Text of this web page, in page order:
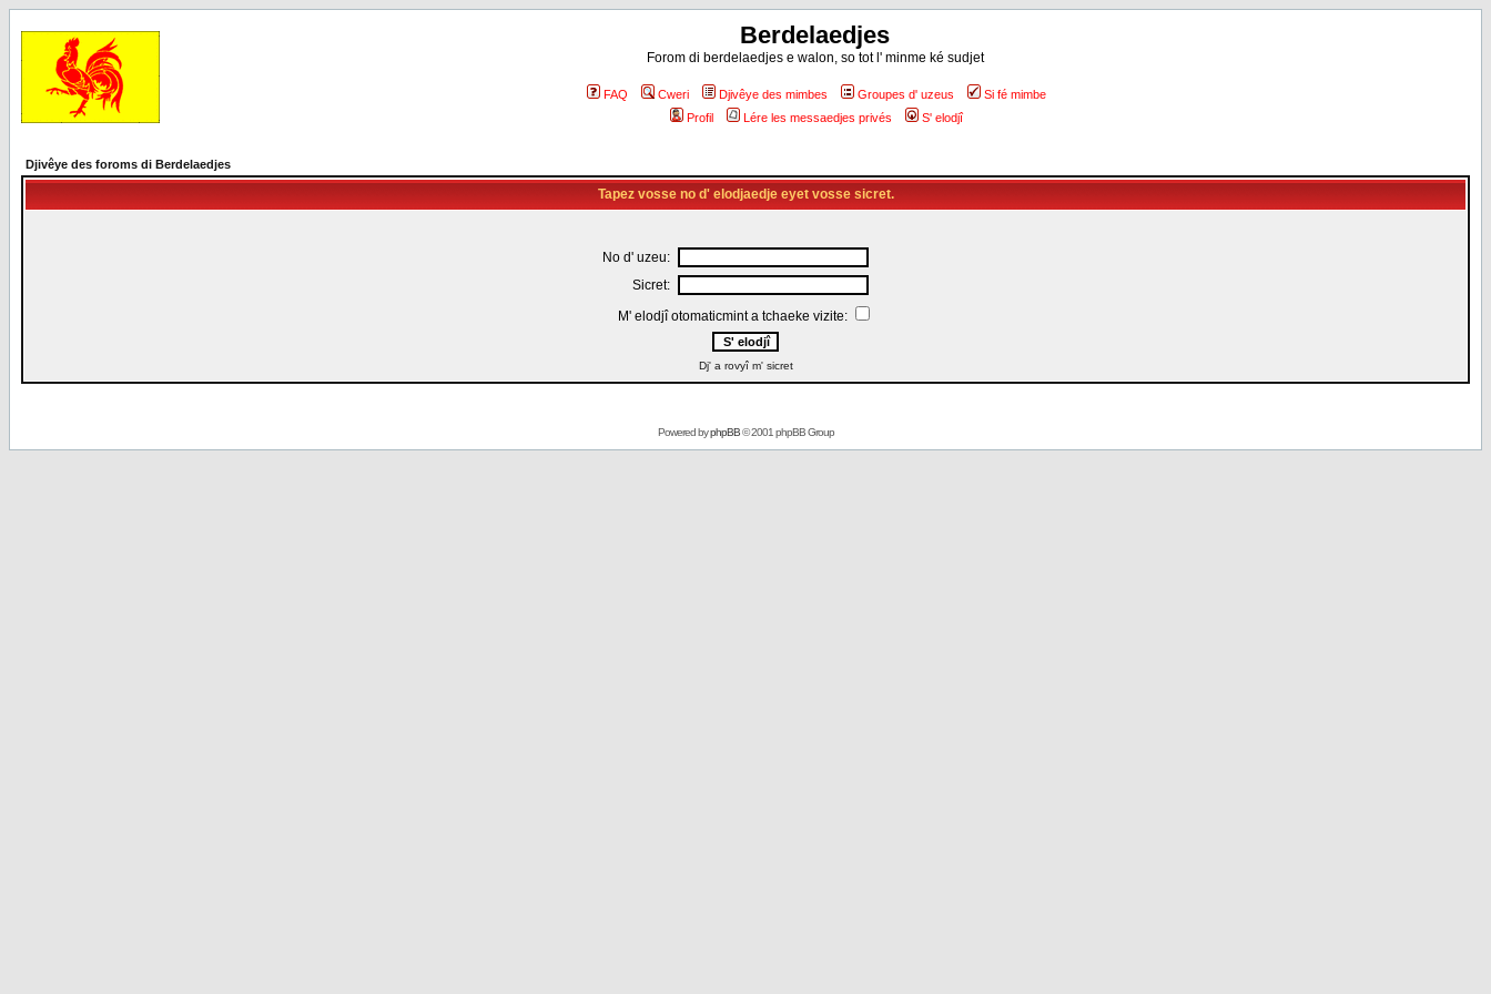
Berdelaedjes
Forom di berdelaedjes e walon, so tot l' minme ké sudjet
FAQ Cweri Djivêye des mimbes Groupes d' uzeus
Si fé mimbe
Profil
Lére les messaedjes privés S' elodjî
Djivêye des foroms di Berdelaedjes
Tapez vosse no d' elodjaedje eyet vosse sicret.
No d' uzeu:
Sicret:
M' elodjî otomaticmint a tchaeke vizite:
Dj' a rovyî m' sicret
Powered byphpBB© 2001 phpBB Group